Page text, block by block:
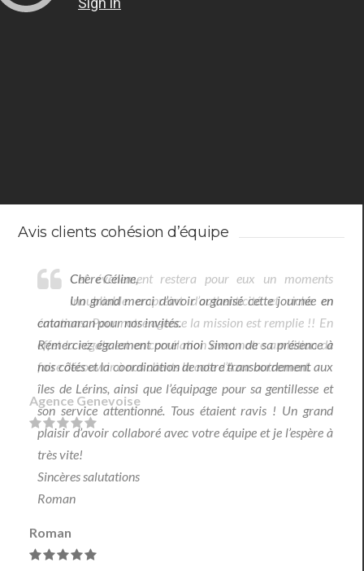
Avis clients cohésion d’équipe
Chère Céline,
Un grand merci d’avoir organisé cette journée en
catamaran pour nos invités.
Remerciez également pour moi Simon de sa présence à
nos côtés et la coordination de notre transbordement aux
îles de Lérins, ainsi que l’équipage pour sa gentillesse et
son service attentionné. Tous étaient ravis ! Un grand
plaisir d’avoir collaboré avec votre équipe et je l’espère à
très vite!
Sincères salutations
Roman
Roman